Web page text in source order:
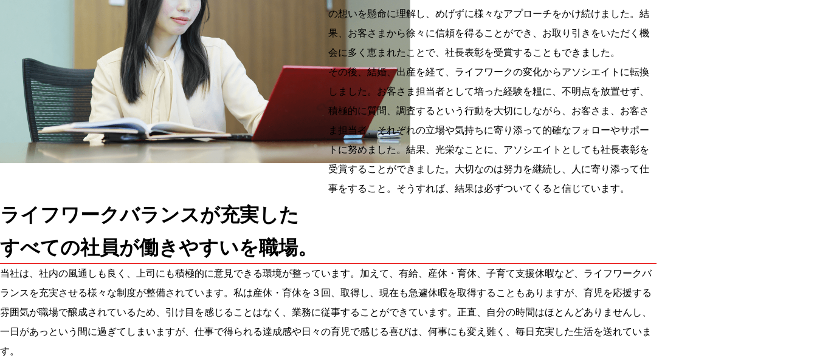
の想いを懸命に理解し、めげずに様々なアプローチをかけ続けました。結
果、お客さまから徐々に信頼を得ることができ、お取り引きをいただく機
会に多く恵まれたことで、社長表彰を受賞することもできました。
その後、結婚、出産を経て、ライフワークの変化からアソシエイトに転換
しました。お客さま担当者として培った経験を糧に、不明点を放置せず、
積極的に質問、調査するという行動を大切にしながら、お客さま、お客さ
ま担当者、それぞれの立場や気持ちに寄り添って的確なフォローやサポー
トに努めました。結果、光栄なことに、アソシエイトとしても社長表彰を
受賞することができました。大切なのは努力を継続し、人に寄り添って仕
事をすること。そうすれば、結果は必ずついてくると信じています。
ライフワークバランスが充実した
すべての社員が働きやすいを職場。
当社は、社内の風通しも良く、上司にも積極的に意見できる環境が整っています。加えて、有給、産休・育休、子育て支援休暇など、ライフワークバ
ランスを充実させる様々な制度が整備されています。私は産休・育休を３回、取得し、現在も急遽休暇を取得することもありますが、育児を応援する
雰囲気が職場で醸成されているため、引け目を感じることはなく、業務に従事することができています。正直、自分の時間はほとんどありませんし、
一日があっという間に過ぎてしまいますが、仕事で得られる達成感や日々の育児で感じる喜びは、何事にも変え難く、毎日充実した生活を送れていま
す。